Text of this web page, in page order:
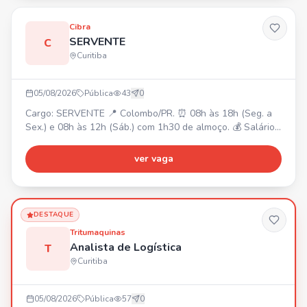
C
Cibra
SERVENTE
Curitiba
05/08/2026 Pública 43 0
Cargo: SERVENTE 📍 Colombo/PR. ⏰ 08h às 18h (Seg. a
Sex.) e 08h às 12h (Sáb.) com 1h30 de almoço. 💰 Salário
• Disposição para esforço físico. • Fácil acesso ao Centro
de Colombo. Responsabilidades: • Auxiliar em produção,
descarregamento e movimentação de materiais. •
Organizaçã
ver vaga
DESTAQUE
T
Tritumaquinas
Analista de Logística
Curitiba
05/08/2026 Pública 57 0